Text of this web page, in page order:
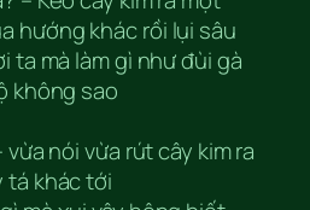
hướng khác rồi lụi sâu
ta mà làm gì như đùi gà
không sao
nói vừa rút cây kim ra
tá khác tới